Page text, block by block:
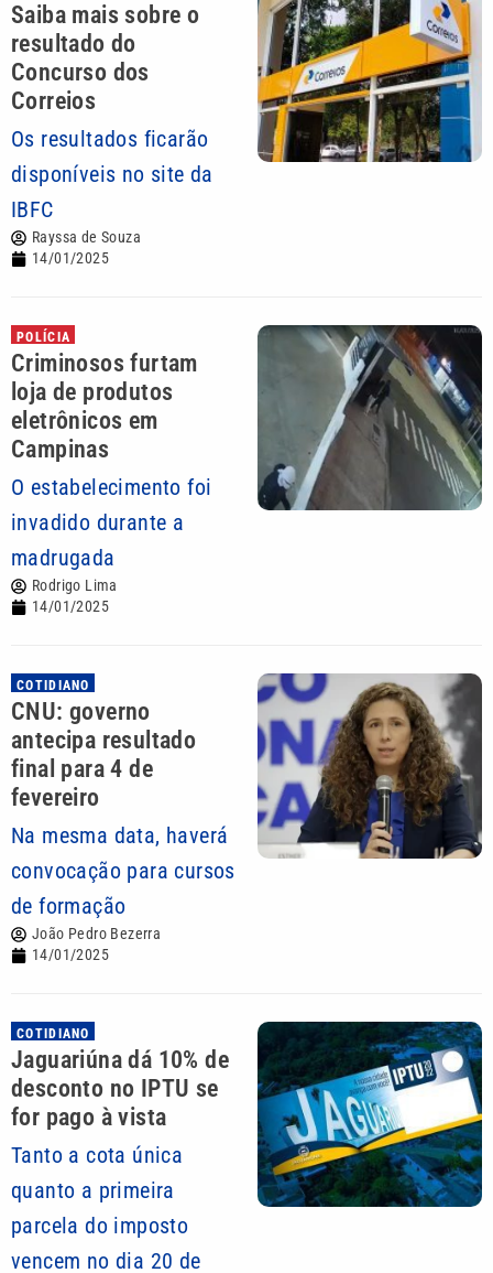
Saiba mais sobre o
resultado do
Concurso dos
Correios
Os resultados ficarão
disponíveis no site da
IBFC
Rayssa de Souza
14/01/2025
POLÍCIA
Criminosos furtam
loja de produtos
eletrônicos em
Campinas
O estabelecimento foi
invadido durante a
madrugada
Rodrigo Lima
14/01/2025
COTIDIANO
CNU: governo
antecipa resultado
final para 4 de
fevereiro
Na mesma data, haverá
convocação para cursos
de formação
João Pedro Bezerra
14/01/2025
COTIDIANO
Jaguariúna dá 10% de
desconto no IPTU se
for pago à vista
Tanto a cota única
quanto a primeira
parcela do imposto
vencem no dia 20 de